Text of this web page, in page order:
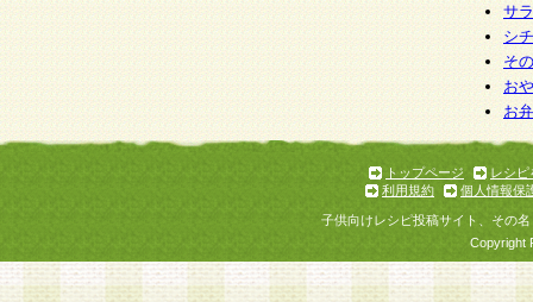
6.当社は、お客様から当社が保有している個人情
加・ 利用停止等を求められた場合には、ご本人
て確認できた場合に限り、法令に準拠して合理的
いただきます。なお、開示 請求等の請求先は個
ります。
1.会員とは、本規約等を承諾のうえ、当社所定の
了し、当社が承認した者、グループとします。な
が以下に該当する場合は会員登録をすることがで
サ
シ
そ
お
お
トップページ
レシピ
利用規約
個人情報保
子供向けレシピ投稿サイト、その
Copyright